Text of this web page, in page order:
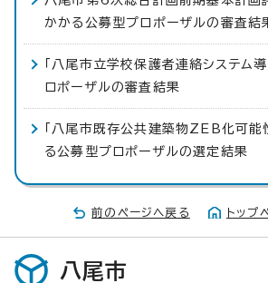
かかる公募型プロポーザルの審査結
「八尾市立学校保護者連絡システム
ロポーザルの審査結果
「八尾市既存公共建築物ZEB化可能
る公募型プロポーザルの選定結果
前のページへ戻る トップ
八尾市